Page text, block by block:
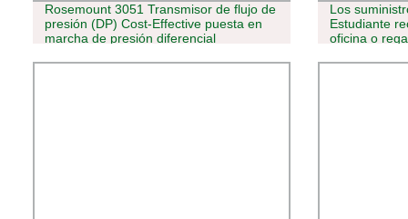
Rosemount 3051 Transmisor de flujo de
presión (DP) Cost-Effective puesta en
marcha de presión diferencial
Los
Estudiante
oficina o